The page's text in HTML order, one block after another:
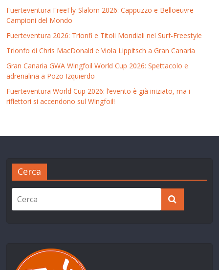
Fuerteventura FreeFly-Slalom 2026: Cappuzzo e Belloeuvre
Campioni del Mondo
Fuerteventura 2026: Trionfi e Titoli Mondiali nel Surf-Freestyle
Trionfo di Chris MacDonald e Viola Lippitsch a Gran Canaria
Gran Canaria GWA Wingfoil World Cup 2026: Spettacolo e
adrenalina a Pozo Izquierdo
Fuerteventura World Cup 2026: l’evento è già iniziato, ma i
riflettori si accendono sul Wingfoil!
Cerca